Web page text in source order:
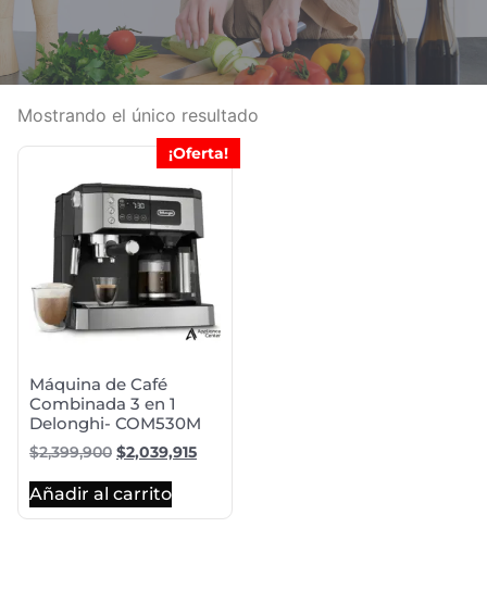
Mostrando el único resultado
¡Oferta!
Máquina de Café
Combinada 3 en 1
Delonghi- COM530M
$2,399,900 $2,039,915
Añadir al carrito